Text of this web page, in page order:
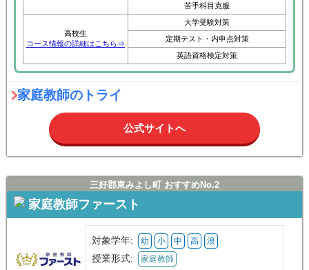
苦手科目克服
高校生
コース情報の詳細はこちら⇒
大学受験対策
定期テスト・内申点対策
英語資格検定対策
家庭教師のトライ
公式サイトへ
三好郡東みよし町 おすすめNo.2
家庭教師ファースト
対象学年: 幼 小 中 高 浪
授業形式: 家庭教師